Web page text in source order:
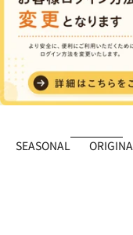
SEASONAL